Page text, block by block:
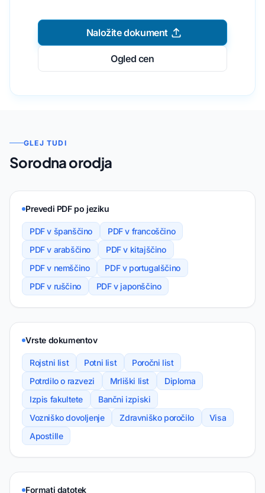
Naložite dokument
Ogled cen
GLEJ TUDI
Sorodna orodja
Prevedi PDF po jeziku
PDF v španščino
PDF v francoščino
PDF v arabščino
PDF v kitajščino
PDF v nemščino
PDF v portugalščino
PDF v ruščino
PDF v japonščino
Vrste dokumentov
Rojstni list Potni list
Poročni list
Potrdilo o razvezi
Mrliški list
Diploma
Izpis fakultete
Bančni izpiski
Vozniško dovoljenje
Zdravniško poročilo
Visa
Apostille
Formati datotek